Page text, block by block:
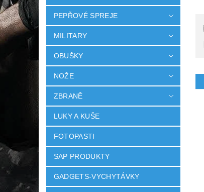
PEPŘOVÉ SPREJE
MILITARY
OBUŠKY
NOŽE
ZBRANĚ
LUKY A KUŠE
FOTOPASTI
SAP PRODUKTY
GADGETS-VYCHYTÁVKY